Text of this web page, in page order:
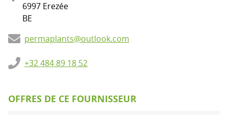
6997 Erezée
BE
permaplants@outlook.com
+32 484 89 18 52
OFFRES DE CE FOURNISSEUR